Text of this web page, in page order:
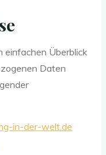
einfachen Überblick
Daten
in-der-welt.de